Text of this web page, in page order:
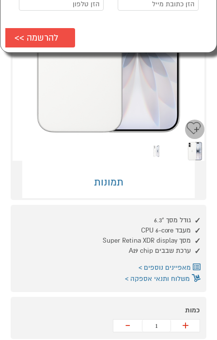
תמונות
גודל מסך "6.3
מעבד CPU 6-core
מסך Super Retina XDR display
ערכת שבבים A19 chip
מאפיינים נוספים
משלוח ותנאי אספקה
כמות
+
-